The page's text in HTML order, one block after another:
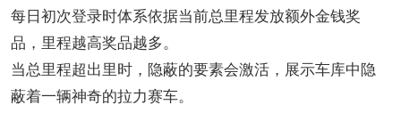
每日初次登录时体系依据当前总里程发放额外金钱奖
品，里程越高奖品越多。
当总里程超出里时，隐蔽的要素会激活，展示车库中隐
蔽着一辆神奇的拉力赛车。